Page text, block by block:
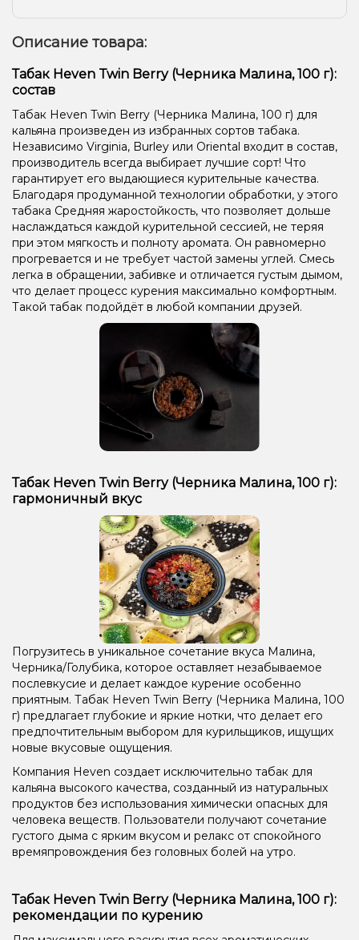
Описание товара:
Табак Heven Twin Berry (Черника Малина, 100 г):
состав
Табак Heven Twin Berry (Черника Малина, 100 г) для
кальяна произведен из избранных сортов табака.
Независимо Virginia, Burley или Oriental входит в состав,
производитель всегда выбирает лучшие сорт! Что
гарантирует его выдающиеся курительные качества.
Благодаря продуманной технологии обработки, у этого
табака Средняя жаростойкость, что позволяет дольше
наслаждаться каждой курительной сессией, не теряя
при этом мягкость и полноту аромата. Он равномерно
прогревается и не требует частой замены углей. Смесь
легка в обращении, забивке и отличается густым дымом,
что делает процесс курения максимально комфортным.
Такой табак подойдёт в любой компании друзей.
Табак Heven Twin Berry (Черника Малина, 100 г):
гармоничный вкус
Погрузитесь в уникальное сочетание вкуса Малина,
Черника/Голубика, которое оставляет незабываемое
послевкусие и делает каждое курение особенно
приятным. Табак Heven Twin Berry (Черника Малина, 100
г) предлагает глубокие и яркие нотки, что делает его
предпочтительным выбором для курильщиков, ищущих
новые вкусовые ощущения.
Компания Heven создает исключительно табак для
кальяна высокого качества, созданный из натуральных
продуктов без использования химически опасных для
человека веществ. Пользователи получают сочетание
густого дыма с ярким вкусом и релакс от спокойного
времяпровождения без головных болей на утро.
Табак Heven Twin Berry (Черника Малина, 100 г):
рекомендации по курению